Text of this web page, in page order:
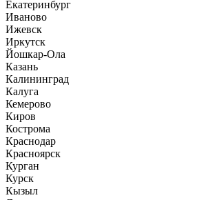
Екатеринбург
Иваново
Ижевск
Иркутск
Йошкар-Ола
Казань
Калининград
Калуга
Кемерово
Киров
Кострома
Краснодар
Красноярск
Курган
Курск
Кызыл